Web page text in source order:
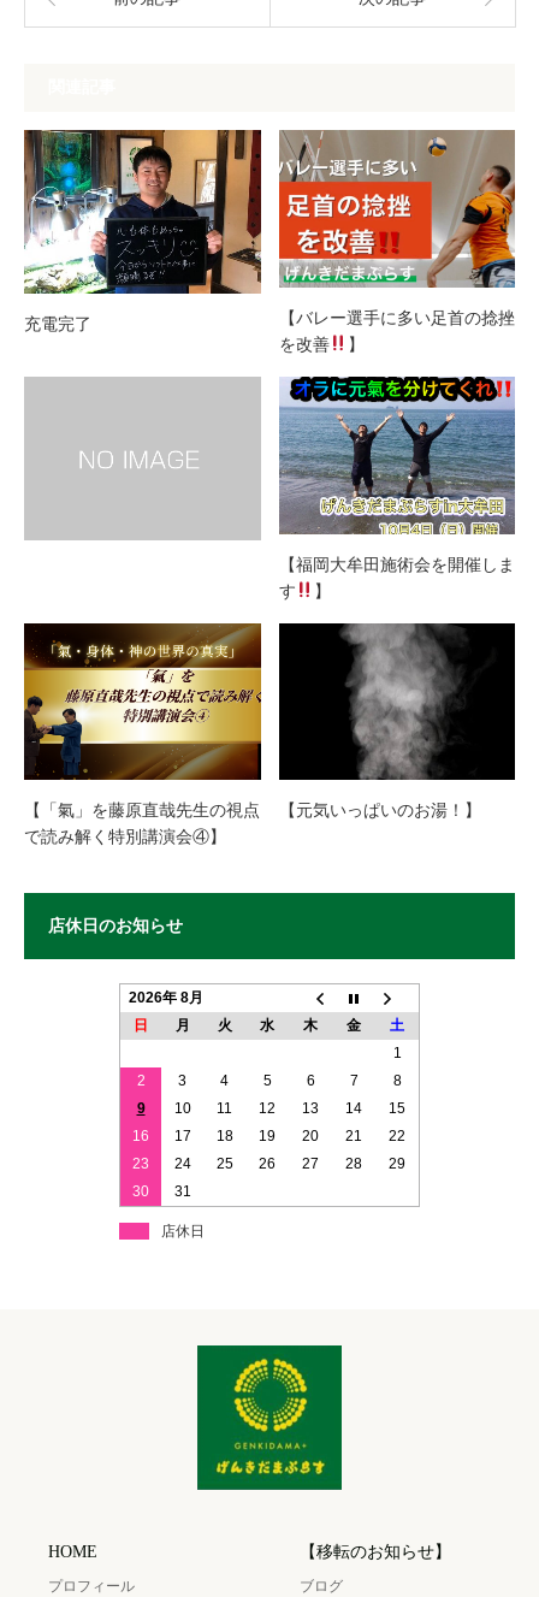
充電完了
【バレー選手に多い足首の捻挫
を改善
】
【福岡大牟田施術会を開催しま
す
】
【「氣」を藤原直哉先生の視点
で読み解く特別講演会④】
【元気いっぱいのお湯！】
店休日のお知らせ
2026年 8月
日
月 火 水 木 金
土
1
2
3 4 5 6 7
8
9
10 11 12 13 14
15
16
17 18 19 20 21
22
23
24 25 26 27 28
29
30
31
店休日
HOME
プロフィール
【移転のお知らせ】
ブログ